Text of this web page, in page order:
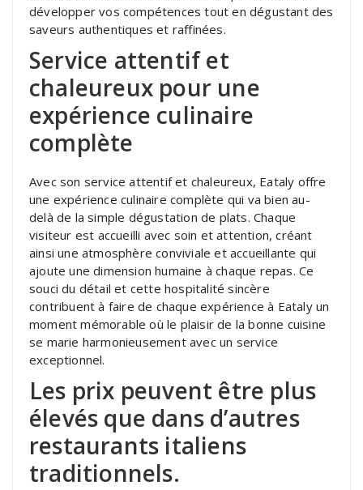
développer vos compétences tout en dégustant des
saveurs authentiques et raffinées.
Service attentif et
chaleureux pour une
expérience culinaire
complète
Avec son service attentif et chaleureux, Eataly offre
une expérience culinaire complète qui va bien au-
delà de la simple dégustation de plats. Chaque
visiteur est accueilli avec soin et attention, créant
ainsi une atmosphère conviviale et accueillante qui
ajoute une dimension humaine à chaque repas. Ce
souci du détail et cette hospitalité sincère
contribuent à faire de chaque expérience à Eataly un
moment mémorable où le plaisir de la bonne cuisine
se marie harmonieusement avec un service
exceptionnel.
Les prix peuvent être plus
élevés que dans d’autres
restaurants italiens
traditionnels.